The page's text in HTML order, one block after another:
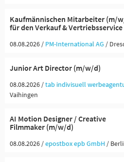
Kaufmännischen Mitarbeiter (m/
für den Verkauf & Vertriebsservice
08.08.2026 / PM-International AG /
Junior Art Director (m/w/d)
08.08.2026 /tab indivisuell
Vaihingen
AI Motion Designer / Creative
Filmmaker (m/w/d)
08.08.2026 /epostbox epb GmbH /